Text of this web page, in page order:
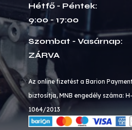
Hétfő - Péntek:
9:00 - 17:00
Szombat - Vasárnap:
ZÁRVA
Az online fizetést a Barion
biztosítja, MNB engedély száma:
1064/2013